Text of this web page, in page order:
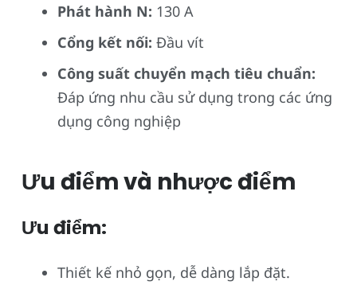
Phát hành N: 130 A
Cổng kết nối: Đầu vít
Công suất chuyển mạch tiêu chuẩn:
Đáp ứng nhu cầu sử dụng trong các ứng
dụng công nghiệp
Ưu điểm và nhược điểm
Ưu điểm:
Thiết kế nhỏ gọn, dễ dàng lắp đặt.